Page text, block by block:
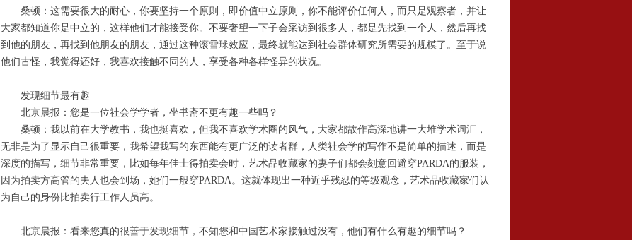
桑顿：这需要很大的耐心，你要坚持一个原则，即价值中立原则，你不能评价任何人，而只是观察者，并让
大家都知道你是中立的，这样他们才能接受你。不要奢望一下子会采访到很多人，都是先找到一个人，然后再找
到他的朋友，再找到他朋友的朋友，通过这种滚雪球效应，最终就能达到社会群体研究所需要的规模了。至于说
他们古怪，我觉得还好，我喜欢接触不同的人，享受各种各样怪异的状况。
发现细节最有趣
北京晨报：您是一位社会学学者，坐书斋不更有趣一些吗？
桑顿：我以前在大学教书，我也挺喜欢，但我不喜欢学术圈的风气，大家都故作高深地讲一大堆学术词汇，
无非是为了显示自己很重要，我希望我写的东西能有更广泛的读者群，人类社会学的写作不是简单的描述，而是
深度的描写，细节非常重要，比如每年佳士得拍卖会时，艺术品收藏家的妻子们都会刻意回避穿PARDA的服装，
因为拍卖方高管的夫人也会到场，她们一般穿PARDA。这就体现出一种近乎残忍的等级观念，艺术品收藏家们认
为自己的身份比拍卖行工作人员高。
北京晨报：看来您真的很善于发现细节，不知您和中国艺术家接触过没有，他们有什么有趣的细节吗？